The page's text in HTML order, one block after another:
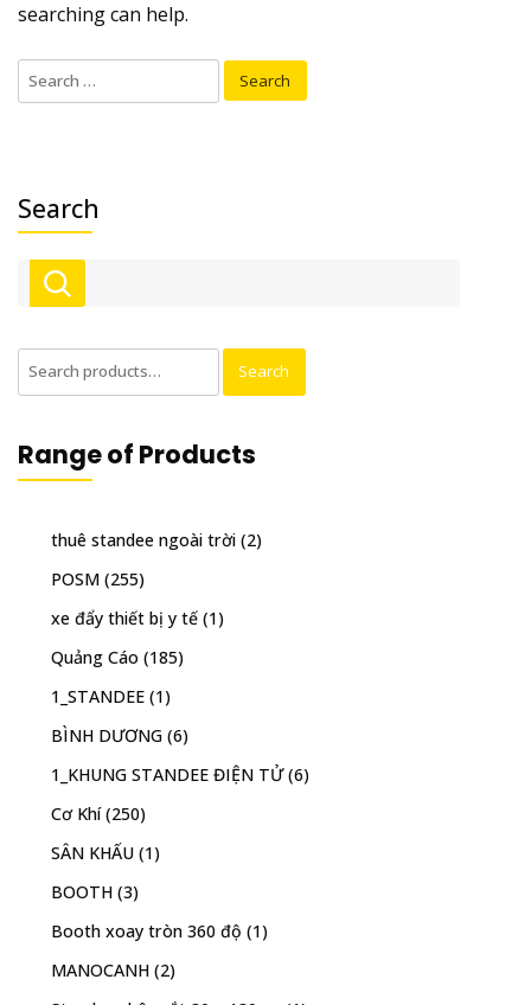
searching can help.
Search
for:
Search
Search
for:
Search
Range of Products
thuê standee ngoài trời (2)
POSM (255)
xe đẩy thiết bị y tế (1)
Quảng Cáo (185)
1_STANDEE (1)
BÌNH DƯƠNG (6)
1_KHUNG STANDEE ĐIỆN TỬ (6)
Cơ Khí (250)
SÂN KHẤU (1)
BOOTH (3)
Booth xoay tròn 360 độ (1)
MANOCANH (2)